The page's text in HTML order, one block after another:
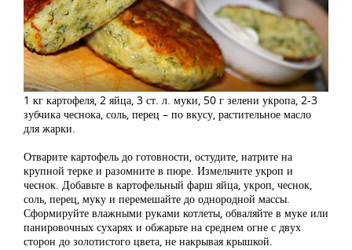
1 кг картофеля, 2 яйца, 3 ст. л. муки, 50 г зелени укропа, 2-3
зубчика чеснока, соль, перец – по вкусу, растительное масло
для жарки.
Отварите картофель до готовности, остудите, натрите на
крупной терке и разомните в пюре. Измельчите укроп и
чеснок. Добавьте в картофельный фарш яйца, укроп, чеснок,
соль, перец, муку и перемешайте до однородной массы.
Сформируйте влажными руками котлеты, обваляйте в муке или
панировочных сухарях и обжарьте на среднем огне с двух
сторон до золотистого цвета, не накрывая крышкой.